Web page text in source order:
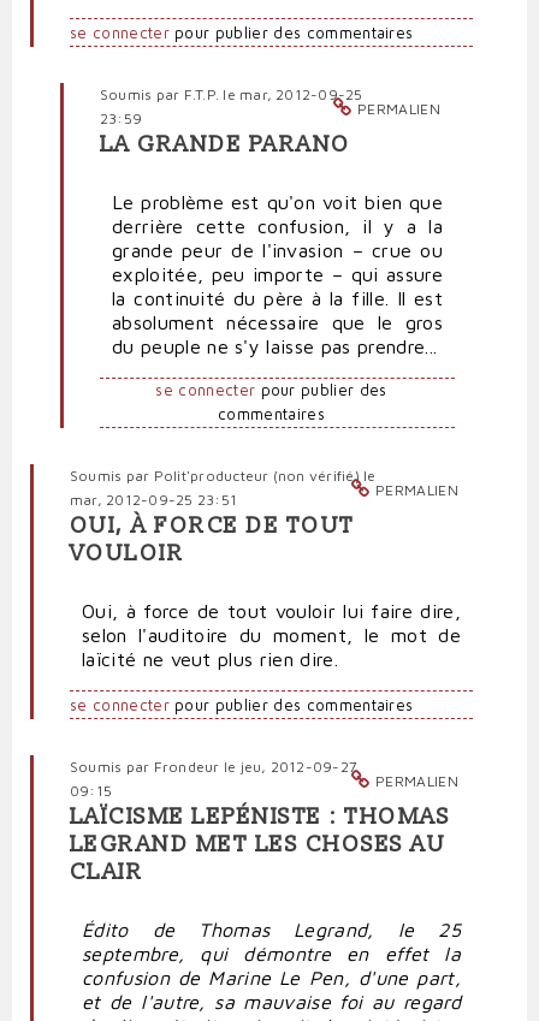
se connecterpour publier des commentaires
PERMALIEN
Soumis par F.T.P. le mar, 2012-09-25
23:59
En
Manque
pas
d'air,
la
Le
Pen
par
Polit'producteur
LA GRANDE PARANO
Le problème est qu'on voit bien que
derrière cette confusion, il y a la
grande peur de l'invasion – crue ou
exploitée, peu importe – qui assure
la continuité du père à la fille. Il est
absolument nécessaire que le gros
du peuple ne s'y laisse pas prendre...
se connecter pour publier des
commentaires
PERMALIEN
Soumis par Polit'producteur (non vérifié)le
mar, 2012-09-25 23:51
OUI, À FORCE DE TOUT
VOULOIR
Oui, à force de tout vouloir lui faire dire,
selon l'auditoire du moment, le mot de
laïcité ne veut plus rien dire.
se connecterpour publier des commentaires
PERMALIEN
Soumis par Frondeur le jeu, 2012-09-27
09:15
LAÏCISME LEPÉNISTE : THOMAS
LEGRAND MET LES CHOSES AU
CLAIR
Édito de Thomas Legrand, le 25
septembre, qui démontre en effet la
confusion de Marine Le Pen, d'une part,
et de l'autre, sa mauvaise foi au regard